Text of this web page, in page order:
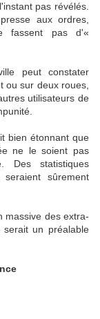
pas révélés.
aux ordres,
fassent pas d'«
peut constater
ou sur deux roues,
utilisateurs de
bien étonnant que
ne le soient pas
Des statistiques
sûrement
massive des extra-
un préalable